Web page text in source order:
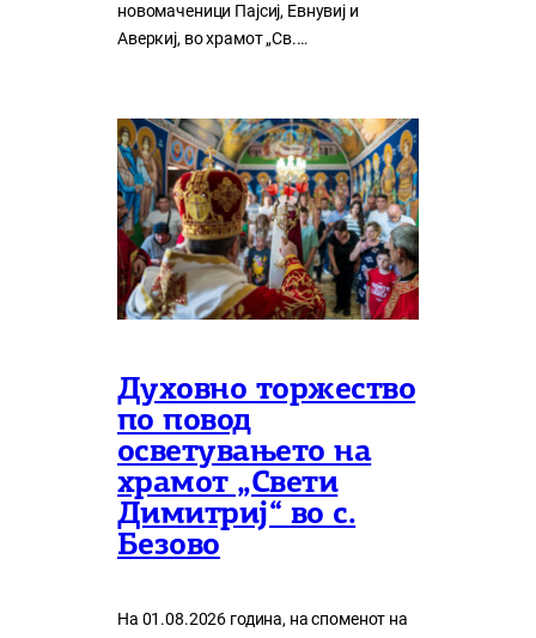
новомаченици Пајсиј, Евнувиј и
Аверкиј, во храмот „Св.…
Духовно торжество
по повод
осветувањето на
храмот „Свети
Димитриј“ во с.
Безово
На 01.08.2026 година, на споменот на